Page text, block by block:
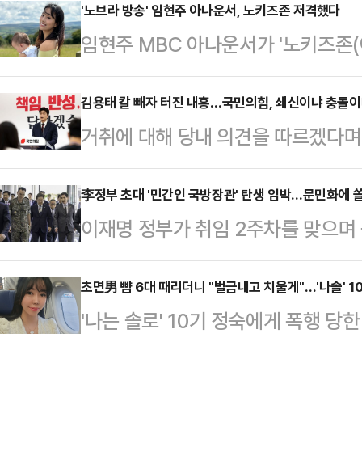
새삼 윤석열에 대한 배신과 증오의
계엄을 해서, 시퍼렇게 살아 있던
는, 아직도 믿어지지 않는 생각과
었다는 게 점점 분명해지고, 민주당
머지않아 확인될 것이 분명한 계엄
김건희에게, 그리고…
'노브라 방송' 임현주 아나운서, 노키즈존 저격했다
임현주 MBC 아나운서가 '노키즈
다.1일 임현주는 자신의 소셜미디
카페에서 '노키즈존'이란 안내를 받
딸을 태우고 들어가려 했는데 주차
존이라며 다른 카페를 알려줬다"면
반가워하는 시선도 많은데, 왜 아이
했다.임현주는 한 공원에서 유모차
온 김에 찾…
김용태 칼 빼자 터진 내홍…국민의힘, 쇄신이냐 충돌
거취에 대해 당내 의견을 따르겠다
책위원장이 임기 연장 의지와 대선
선언하면서 국민의힘 내홍이 또다
의 환영이 정면으로 충돌하며, 당내
이다.김용태 위원장은 8일 국회 본
차기 지도부 선출을 위한 전당대회
보 교체 논란에 대해 철저히 진상을
계엄과 대통령 탄핵의 상처,…
李정부 초대 '민간인 국방장관' 탄생 임박…문민화에
이재명 정부가 취임 2주차를 맞으
두하는 가운데 첫 국방부 장관 인선
되고 있다.12·3 비상계엄 당시 김
련해 '국방장관 문민화'를 후보 당
주목된다.李정부서 '민간 국방장관'
초면男 뺨 6대 때리더니 "벌금내고 치울게"…'나솔'
'나는 솔로' 10기 정숙에게 폭행 당
실이 알려졌다.지난 6일 JTBC '사